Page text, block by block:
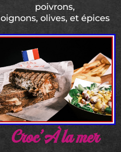
poivrons,
oignons, olives, et épices
Croc’ À la mer